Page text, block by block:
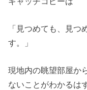
「見つめても、見
す。」
現地内の眺望部屋か
ないことがわかるは